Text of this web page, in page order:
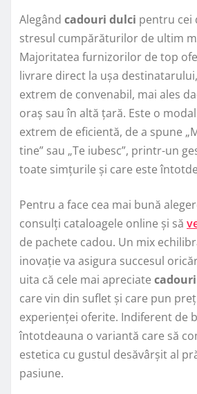
Alegând cadouri dulci pentru cei
stresul cumpărăturilor de ultim
Majoritatea furnizorilor de top
livrare direct la ușa
extrem de convenabil, mai ales
oraș sau în altă țară. Este o
extrem de eficientă, de a spune
tine” sau „Te iubesc”, printr-un
toate simțurile și care este
Pentru a face cea mai bună
consulți cataloagele online și să
de pachete cadou. Un mix
inovație va asigura succesul
uita că cele mai apreciate
care vin din suflet și care pun
experienței oferite. Indiferent de
întotdeauna o variantă care să
estetica cu gustul desăvârșit al
pasiune.